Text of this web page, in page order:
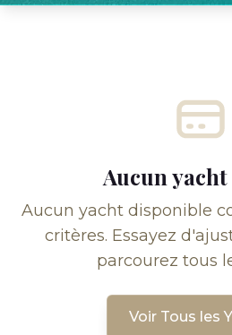
Aucun
Aucun yacht disponible
critères. Essayez
parcourez tous
Voir Tous les